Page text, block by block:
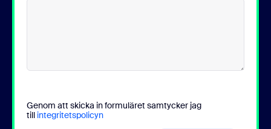
Genom att skicka in formuläret samtycker jag
till integritetspolicyn